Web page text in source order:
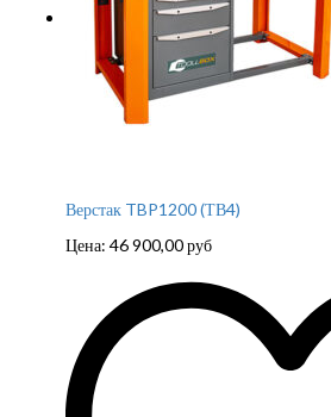
Верстак TBP1200 (ТВ4)
Цена: 46 900,00руб